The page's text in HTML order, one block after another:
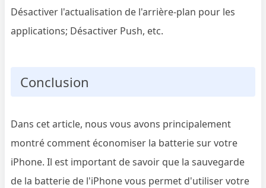
Désactiver l'actualisation de l'arrière-plan pour les
applications; Désactiver Push, etc.
Conclusion
Dans cet article, nous vous avons principalement
montré comment économiser la batterie sur votre
iPhone. Il est important de savoir que la sauvegarde
de la batterie de l'iPhone vous permet d'utiliser votre